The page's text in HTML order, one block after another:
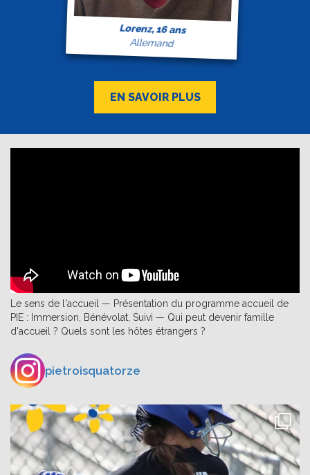
Lorenz, 16 ans
Allemand
EN SAVOIR PLUS
Le sens de l'accueil — Présentation du programme accueil de
PIE : Immersion, Bénévolat, Suivi — Qui peut devenir famille
d'accueil ? Quels sont les hôtes étrangers ?
pietroisquatorze